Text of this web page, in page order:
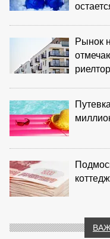
Рынок